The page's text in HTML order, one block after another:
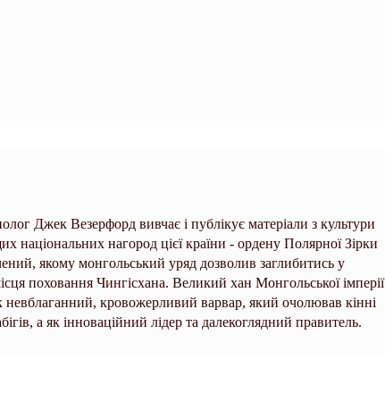
Джек Везерфорд вивчає і публікує матеріали з культури
національних нагород цієї країни - ордену Полярної Зірки
якому монгольський уряд дозволив заглибитись у
поховання Чингісхана. Великий хан Монгольської імперії
невблаганний, кровожерливий варвар, який очолював кінні
а як інноваційний лідер та далекоглядний правитель.